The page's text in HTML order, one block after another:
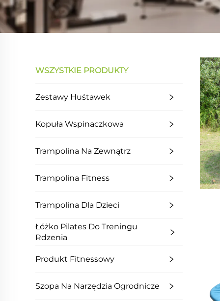
WSZYSTKIE PRODUKTY
Zestawy Huśtawek
Kopuła Wspinaczkowa
Trampolina Na Zewnątrz
Trampolina Fitness
Trampolina Dla Dzieci
Łóżko Pilates Do Treningu
Rdzenia
Produkt Fitnessowy
Szopa Na Narzędzia Ogrodnicze